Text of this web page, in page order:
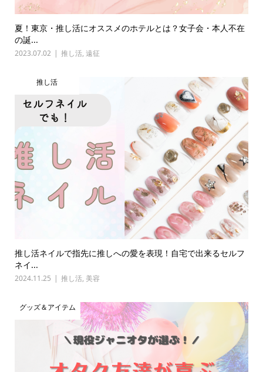
夏！東京・推し活にオススメのホテルとは？女子会・本人不在
の誕...
2023.07.02 推し活, 遠征
推し活
推し活ネイルで指先に推しへの愛を表現！自宅で出来るセルフ
ネイ...
2024.11.25 推し活, 美容
グッズ＆アイテム